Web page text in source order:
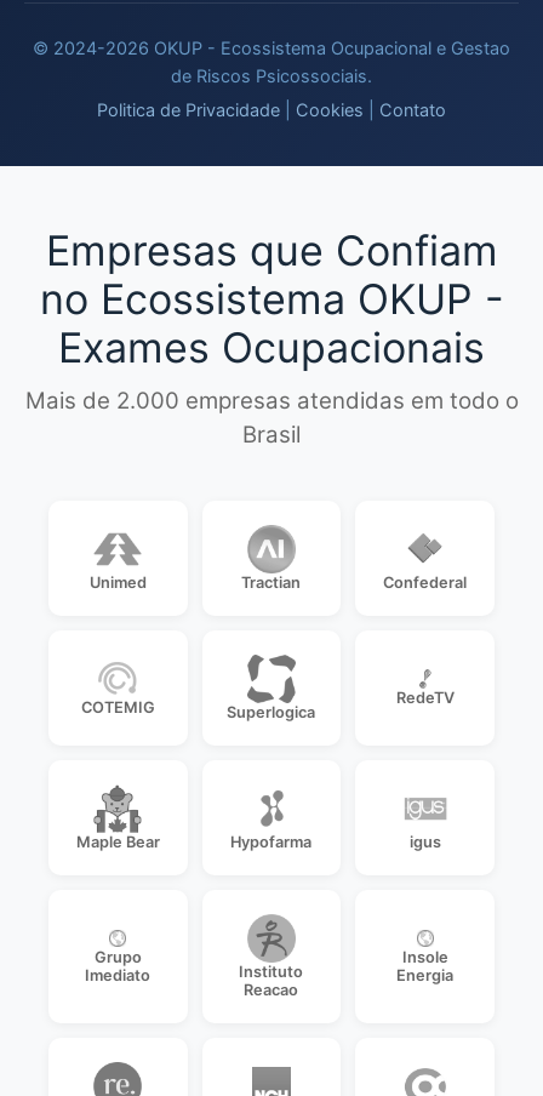
© 2024-2026 OKUP - Ecossistema Ocupacional e Gestao
de Riscos Psicossociais.
Politica de Privacidade
Cookies Contato
Empresas que Confiam
no Ecossistema OKUP -
Exames Ocupacionais
Mais de 2.000 empresas atendidas em todo o
Brasil
Unimed Tractian Confederal
COTEMIG Superlogica
RedeTV
Maple Bear Hypofarma igus
Grupo
Imediato
Instituto
Reacao
Insole
Energia